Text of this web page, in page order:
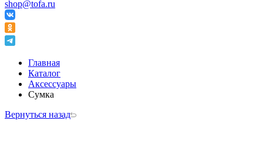
shop@tofa.ru
Главная
Каталог
Аксессуары
Сумка
Вернуться назад